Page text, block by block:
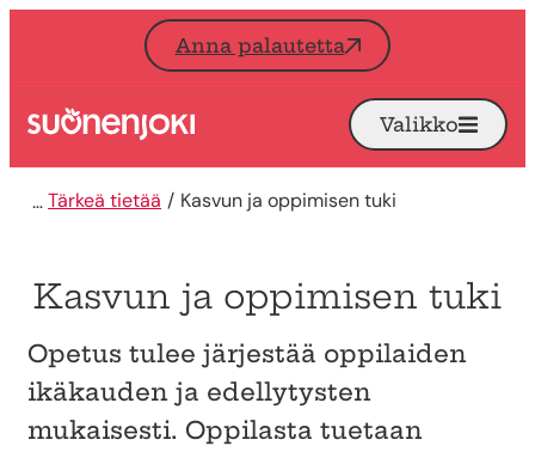
Siirry sisältöön
Anna palautetta
Etusivu Avaa
Valikko
Tärkeä tietää Kasvun ja oppimisen tuki
Kasvun ja oppimisen tuki
Opetus tulee järjestää oppilaiden
ikäkauden ja edellytysten
mukaisesti. Oppilasta tuetaan